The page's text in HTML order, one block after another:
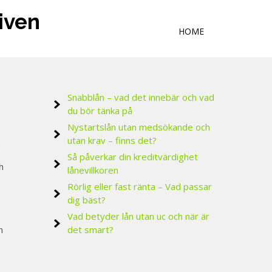
HOME
Snabblån – vad det innebär och vad
du bör tänka på
Nystartslån utan medsökande och
utan krav – finns det?
Så påverkar din kreditvärdighet
lånevillkoren
Rörlig eller fast ränta – Vad passar
dig bäst?
Vad betyder lån utan uc och när är
det smart?